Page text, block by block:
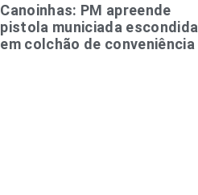
Canoinhas: PM apreende
pistola municiada escondida
em colchão de conveniência